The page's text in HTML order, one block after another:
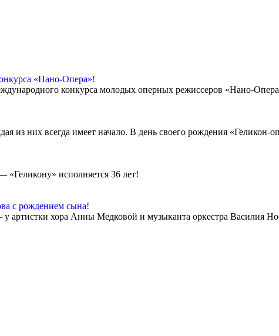
«Нано-Опера»!
конкурса молодых оперных режиссеров «Нано-
из них всегда имеет начало. В день своего рождения
«Геликону» исполняется 36 лет!
с рождением сына!
артистки хора Анны Медковой и музыканта оркестра Василия